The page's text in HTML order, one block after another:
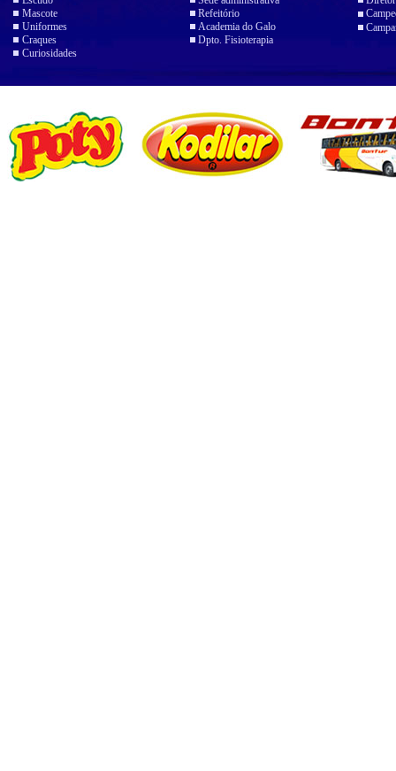
Mascote
Uniformes
Craques
Curiosidades
Refeitório
Academia do Galo
Dpto. Fisioterapia